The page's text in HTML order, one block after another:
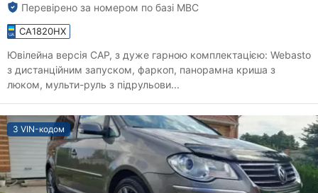
Перевірено за номером по базі МВС
CA1820HX
Ювілейна версія CAP, з дуже гарною комплектацією: Webasto
з дистанційним запуском, фаркоп, панорамна криша з
люком, мульти-руль з підрульови...
З VIN-кодом